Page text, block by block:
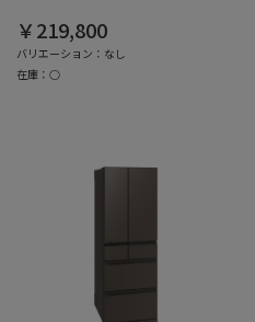
￥219,800
バリエーション：なし
在庫：○